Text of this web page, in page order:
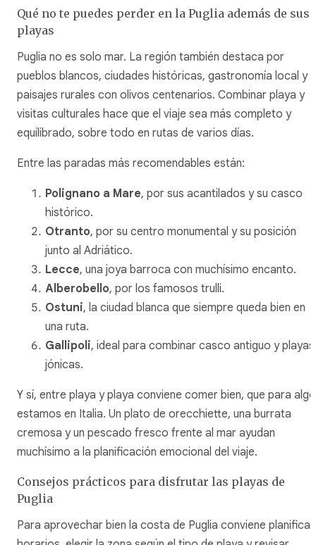
Qué no te puedes perder en la Puglia además de sus
playas
Puglia no es solo mar. La región también destaca por
pueblos blancos, ciudades históricas, gastronomía local y
paisajes rurales con olivos centenarios. Combinar playa y
visitas culturales hace que el viaje sea más completo y
equilibrado, sobre todo en rutas de varios días.
Entre las paradas más recomendables están:
Polignano a Mare, por sus acantilados y su casco
histórico.
Otranto, por su centro monumental y su posición
junto al Adriático.
Lecce, una joya barroca con muchísimo encanto.
Alberobello, por los famosos trulli.
Ostuni, la ciudad blanca que siempre queda bien en
una ruta.
Gallipoli, ideal para combinar casco antiguo y playas
jónicas.
Y sí, entre playa y playa conviene comer bien, que para algo
estamos en Italia. Un plato de orecchiette, una burrata
cremosa y un pescado fresco frente al mar ayudan
muchísimo a la planificación emocional del viaje.
Consejos prácticos para disfrutar las playas de
Puglia
Para aprovechar bien la costa de Puglia conviene planificar